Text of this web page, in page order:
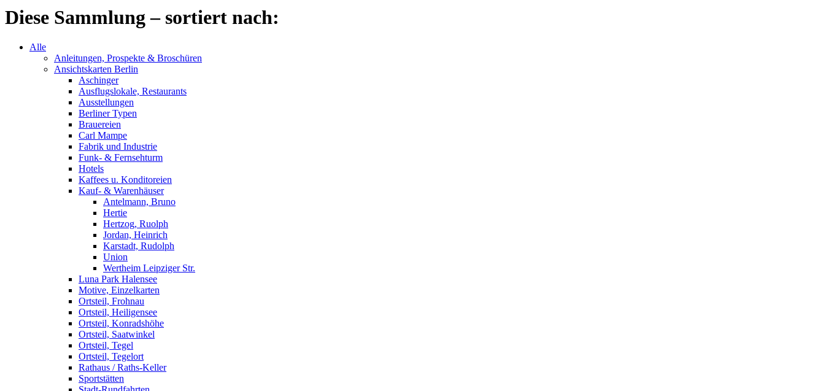
Diese Sammlung – sortiert nach:
Alle
Anleitungen, Prospekte & Broschüren
Ansichtskarten Berlin
Aschinger
Ausflugslokale, Restaurants
Ausstellungen
Berliner Typen
Brauereien
Carl Mampe
Fabrik und Industrie
Funk- & Fernsehturm
Hotels
Kaffees u. Konditoreien
Kauf- & Warenhäuser
Antelmann, Bruno
Hertie
Hertzog, Ruolph
Jordan, Heinrich
Karstadt, Rudolph
Union
Wertheim Leipziger Str.
Luna Park Halensee
Motive, Einzelkarten
Ortsteil, Frohnau
Ortsteil, Heiligensee
Ortsteil, Konradshöhe
Ortsteil, Saatwinkel
Ortsteil, Tegel
Ortsteil, Tegelort
Rathaus / Raths-Keller
Sportstätten